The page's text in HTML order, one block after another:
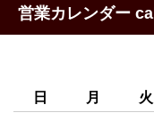
営業カレンダー
日 月 火